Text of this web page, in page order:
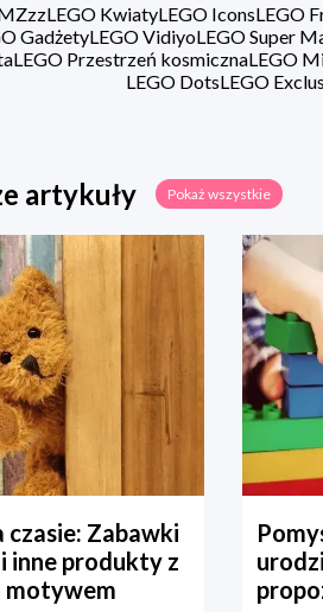
LEGO KwiatyLEGO IconsLEGO
GadżetyLEGO VidiyoLEGO Super
LEGO Przestrzeń kosmicznaLEGO
LEGO DotsLEGO
artykuły Pokaż wszystkie
czasie: Zabawki
inne produkty z
motywem